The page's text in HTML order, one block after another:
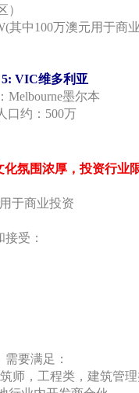
）
其中100万澳元用于商
VIC维多利亚
Melbourne墨尔本
口约：500万
化氛围浓厚，投资行业
于商业投资
受：
要满足：
师，工程类，建筑管